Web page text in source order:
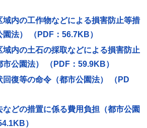
域内の工作物などによる損害防止等措
法） （PDF：56.7KB）
域内の土石の採取などによる損害防止
公園法） （PDF：59.9KB）
回復等の命令（都市公園法） （PD
などの措置に係る費用負担（都市公園
）